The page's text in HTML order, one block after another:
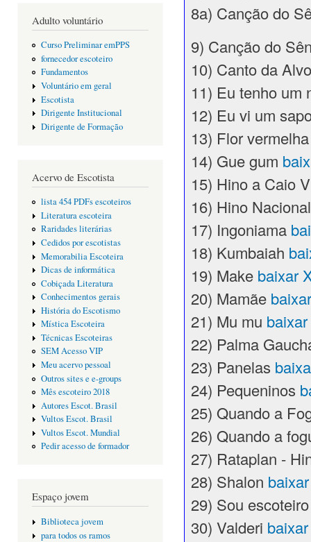
Adulto voluntário
Curso Preliminar emPPS
fornecedor escoteiro
Fundamentos
Voluntário em geral
Escotista
Dirigente Institucional
Dirigente de Formação
Acervo de Escotista
lista 454 PDFs escoteiros
Literatura escoteira
Raridades literárias
Cedidos por escotistas
Memorabilia Escoteira
Dicas de informática
Cobiçada Literatura
Conhecimentos gerais
História do Escotismo
Mística Escoteira
Técnicas Escoteiras
SEM Acesso VIP
Meu acervo pessoal
Outros sites e e-groups
Mês escoteiro 2018
Autores Escot. Brasil
Vultos Escot. Brasil
Vultos Escot. Mundial
Pedir acesso de formador
Espaço jovem
Biblioteca jovem
para todos os ramos
8a) Canção do
9) Canção do
10) Canto da
11) Eu tenho um
12) Eu vi um
13) Flor
14) Gue gum
15) Hino a Caio
16) Hino
17) Ingoniama
18) Kumbaiah
19) Make baixar
20) Mamãe
21) Mu mu
22) Palma
23) Panelas
24) Pequeninos
25) Quando a
26) Quando a
27) Rataplan -
28) Shalon
29) Sou
30) Valderi